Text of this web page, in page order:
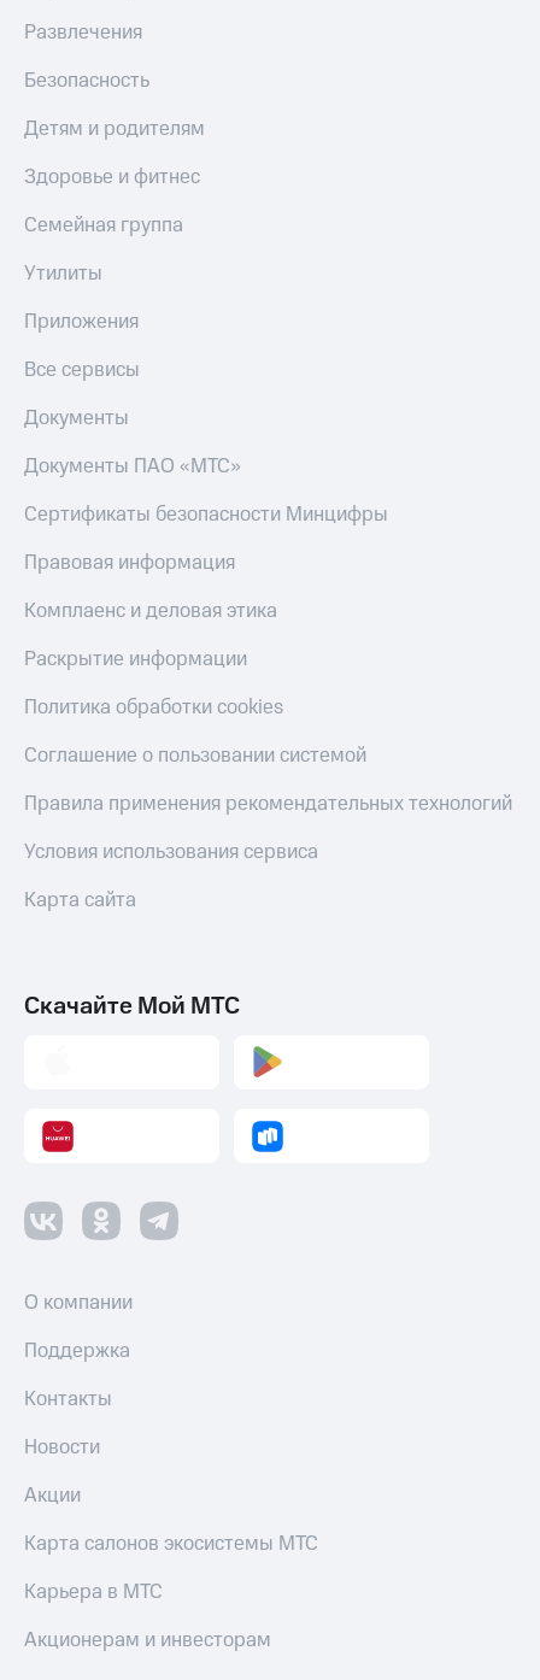
Развлечения
Безопасность
Детям и родителям
Здоровье и фитнес
Семейная группа
Утилиты
Приложения
Все сервисы
Документы
Документы ПАО «МТС»
Сертификаты безопасности Минцифры
Правовая информация
Комплаенс и деловая этика
Раскрытие информации
Политика обработки cookies
Соглашение о пользовании системой
Правила применения рекомендательных технологий
Условия использования сервиса
Карта сайта
Скачайте Мой МТС
О компании
Поддержка
Контакты
Новости
Акции
Карта салонов экосистемы МТС
Карьера в МТС
Акционерам и инвесторам